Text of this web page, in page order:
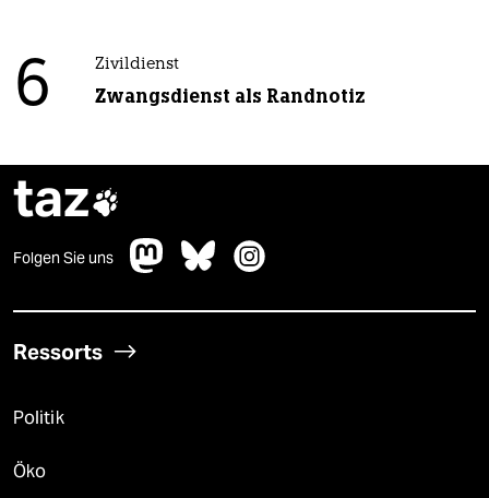
6 Zivildienst
Zwangsdienst als Randnotiz
taz
Folgen Sie uns
Ressorts
Politik
Öko